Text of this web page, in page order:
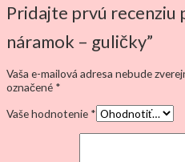
Pridajte prvú recenziu
náramok – guličky”
Vaša e-mailová adresa nebude
označené *
Vaše hodnotenie *